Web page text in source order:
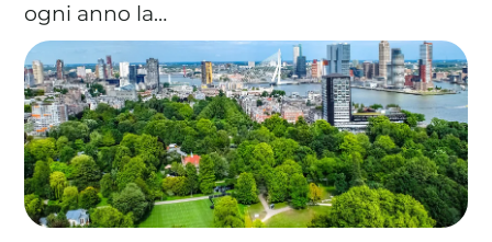
BLOG
CONTATTI
PASSA A WEFORGREEN
ogni anno la…